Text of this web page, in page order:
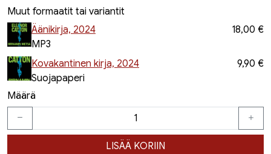
Muut formaatit tai variantit
Äänikirja, 2024
MP3
18,00 €
Kovakantinen kirja, 2024
Suojapaperi
9,90 €
Määrä
LISÄÄ KORIIN